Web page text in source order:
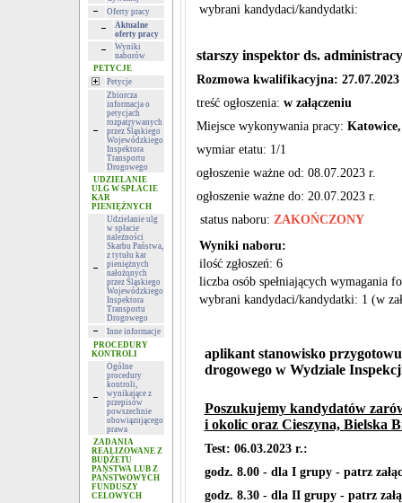
Oferty pracy
Aktualne
oferty pracy
Wyniki
naborów
PETYCJE
Petycje
Zbiorcza
informacja o
petycjach
rozpatrywanych
przez Śląskiego
Wojewódzkiego
Inspektora
Transportu
Drogowego
UDZIELANIE
ULG W SPŁACIE
KAR
PIENIĘŻNYCH
Udzielanie ulg
w spłacie
należności
Skarbu Państwa,
z tytułu kar
pieniężnych
nałożonych
przez Śląskiego
Wojewódzkiego
Inspektora
Transportu
Drogowego
Inne informacje
PROCEDURY
KONTROLI
Ogólne
procedury
kontroli,
wynikające z
przepisów
powszechnie
obowiązującego
prawa
ZADANIA
REALIZOWANE Z
BUDŻETU
PAŃSTWA LUB Z
PAŃSTWOWYCH
FUNDUSZY
CELOWYCH
wybrani kandydaci/kandydatki:
starszy inspektor ds.
Rozmowa kwalifikacyjna: 27.07.2023
treść ogłoszenia: w załączeniu
Miejsce wykonywania pracy:
wymiar etatu: 1/1
ogłoszenie ważne od: 08.07.2023 r.
ogłoszenie ważne do: 20.07.2023 r.
status naboru: ZAKOŃCZONY
Wyniki naboru:
ilość zgłoszeń: 6
liczba osób spełniających wymagania
wybrani kandydaci/kandydatki: 1 (w
aplikant stanowisko
drogowego w Wydziale
Poszukujemy kandydatów
i okolic oraz Cieszyna, Bielska
Test: 06.03.2023 r.:
godz. 8.00 - dla I grupy - patrz
godz. 8.30 - dla II grupy - patrz